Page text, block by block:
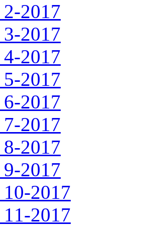
2017
2017
2017
2017
2017
2017
2017
2017
2017
2017